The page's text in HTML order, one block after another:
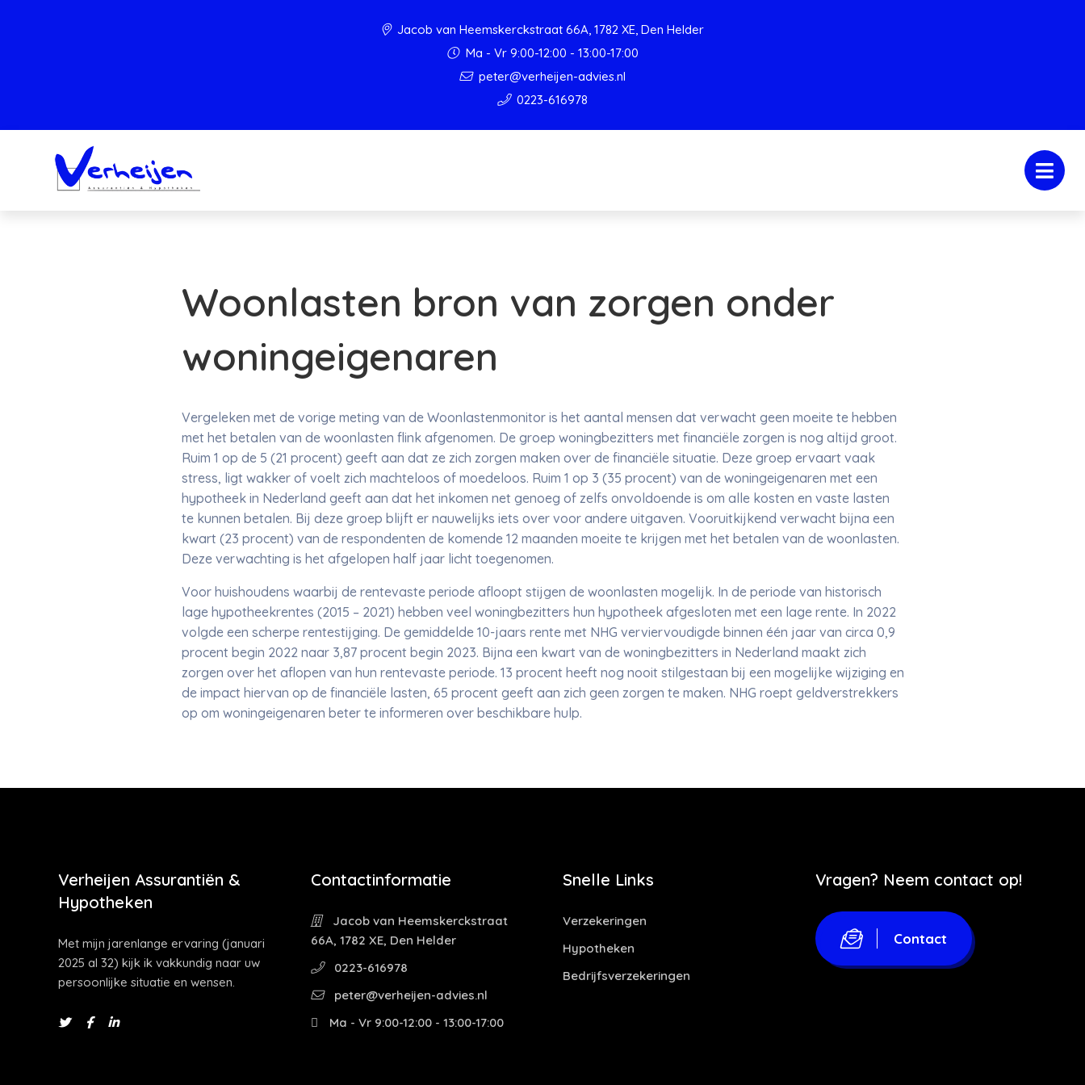
Jacob van Heemskerckstraat 66A, 1782 XE, Den Helder
Ma - Vr 9:00-12:00 - 13:00-17:00
peter@verheijen-advies.nl
0223-616978
Woonlasten bron van zorgen onder
woningeigenaren
Vergeleken met de vorige meting van de Woonlastenmonitor is het aantal mensen dat verwacht geen moeite te hebben
met het betalen van de woonlasten flink afgenomen. De groep woningbezitters met financiële zorgen is nog altijd groot.
Ruim 1 op de 5 (21 procent) geeft aan dat ze zich zorgen maken over de financiële situatie. Deze groep ervaart vaak
stress, ligt wakker of voelt zich machteloos of moedeloos. Ruim 1 op 3 (35 procent) van de woningeigenaren met een
hypotheek in Nederland geeft aan dat het inkomen net genoeg of zelfs onvoldoende is om alle kosten en vaste lasten
te kunnen betalen. Bij deze groep blijft er nauwelijks iets over voor andere uitgaven. Vooruitkijkend verwacht bijna een
kwart (23 procent) van de respondenten de komende 12 maanden moeite te krijgen met het betalen van de woonlasten.
Deze verwachting is het afgelopen half jaar licht toegenomen.
Voor huishoudens waarbij de rentevaste periode afloopt stijgen de woonlasten mogelijk. In de periode van historisch
lage hypotheekrentes (2015 – 2021) hebben veel woningbezitters hun hypotheek afgesloten met een lage rente. In 2022
volgde een scherpe rentestijging. De gemiddelde 10-jaars rente met NHG verviervoudigde binnen één jaar van circa 0,9
procent begin 2022 naar 3,87 procent begin 2023. Bijna een kwart van de woningbezitters in Nederland maakt zich
zorgen over het aflopen van hun rentevaste periode. 13 procent heeft nog nooit stilgestaan bij een mogelijke wijziging en
de impact hiervan op de financiële lasten, 65 procent geeft aan zich geen zorgen te maken. NHG roept geldverstrekkers
op om woningeigenaren beter te informeren over beschikbare hulp.
Verheijen Assurantiën &
Hypotheken
Met mijn jarenlange ervaring (januari
2025 al 32) kijk ik vakkundig naar uw
persoonlijke situatie en wensen.
Contactinformatie
Jacob van Heemskerckstraat
66A, 1782 XE, Den Helder
0223-616978
peter@verheijen-advies.nl
Ma - Vr 9:00-12:00 - 13:00-17:00
Snelle Links
Verzekeringen
Hypotheken
Bedrijfsverzekeringen
Vragen? Neem contact op!
Contact